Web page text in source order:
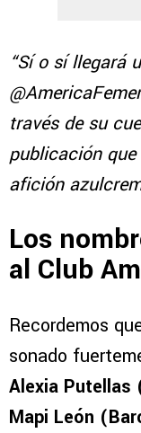
“Sí o sí llegará
través de su
publicación
afición
Los
al Club
Recordemos
sonado
Alexia Putellas
Mapi León